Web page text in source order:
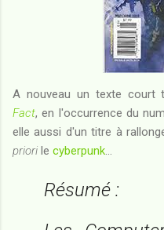
A nouveau un texte court
Fact, en l'occurrence du
elle aussi d'un titre à
priori le cyberpunk
Résumé :